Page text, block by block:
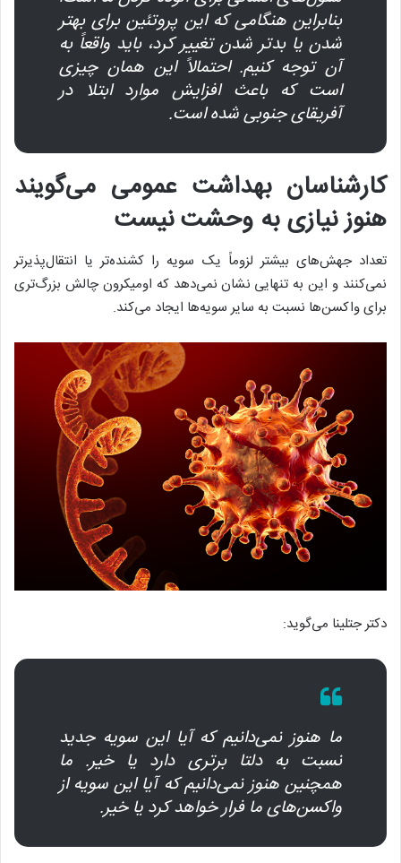
بنابراین هنگامی که این پروتئین برای بهتر
شدن یا بدتر شدن تغییر کرد، باید واقعاً به
آن توجه کنیم. احتمالاً این همان چیزی
است که باعث افزایش موارد ابتلا در
آفریقای جنوبی شده است.
کارشناسان بهداشت عمومی می‌گویند
هنوز نیازی به وحشت نیست
تعداد جهش‌های بیشتر لزوماً یک سویه را کشنده‌تر یا انتقال‌پذیرتر
نمی‌کنند و این به تنهایی نشان نمی‌دهد که اومیکرون چالش بزرگ‌تری
برای واکسن‌ها نسبت به سایر سویه‌ها ایجاد می‌کند.
دکتر جتلینا می‌گوید:
ما هنوز نمی‌دانیم که آیا این سویه جدید
نسبت به دلتا برتری دارد یا خیر. ما
همچنین هنوز نمی‌دانیم که آیا این سویه از
واکسن‌های ما فرار خواهد کرد یا خیر.